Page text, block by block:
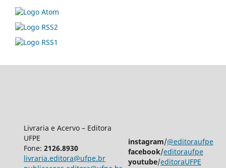
Livraria e Acervo – Editora
UFPE
Fone: 2126.8930
livraria.editora@ufpe.br
instagram/@editoraufpe
facebook/editoraufpe
youtube/editoraUFPE